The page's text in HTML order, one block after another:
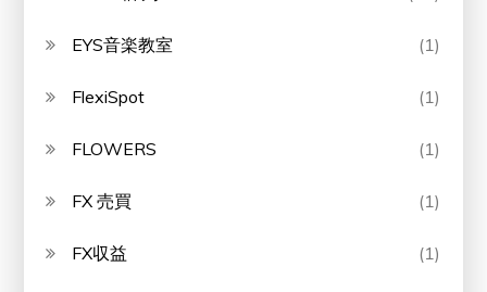
EYS音楽教室 (1)
FlexiSpot (1)
FLOWERS (1)
FX 売買 (1)
FX収益 (1)